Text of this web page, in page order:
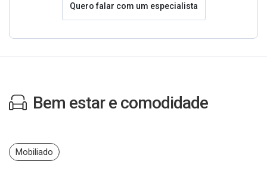
Quero falar com um especialista
Bem estar e comodidade
Mobiliado